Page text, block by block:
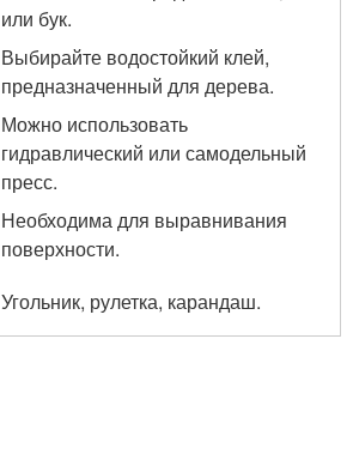
или бук.
Выбирайте водостойкий клей,
предназначенный для дерева.
Можно использовать
гидравлический или самодельный
пресс.
Необходима для выравнивания
поверхности.
Угольник, рулетка, карандаш.